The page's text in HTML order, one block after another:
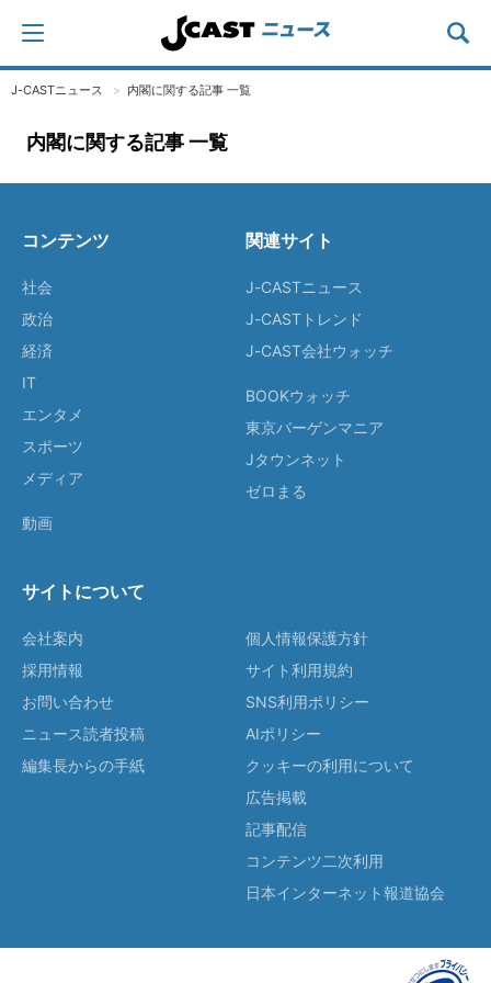
J-CASTニュース 内閣に関する記事 一覧
内閣に関する記事 一覧
コンテンツ
社会
政治
経済
IT
エンタメ
スポーツ
メディア
動画
関連サイト
J-CASTニュース
J-CASTトレンド
J-CAST会社ウォッチ
BOOKウォッチ
東京バーゲンマニア
Jタウンネット
ゼロまる
サイトについて
会社案内
採用情報
お問い合わせ
ニュース読者投稿
編集長からの手紙
個人情報保護方針
サイト利用規約
SNS利用ポリシー
AIポリシー
クッキーの利用について
広告掲載
記事配信
コンテンツ二次利用
日本インターネット報道協会